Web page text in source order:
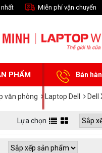
Miễn phí vận chuyển
PHẨM Bán
văn phòng Laptop Dell Dell
Lựa chọn